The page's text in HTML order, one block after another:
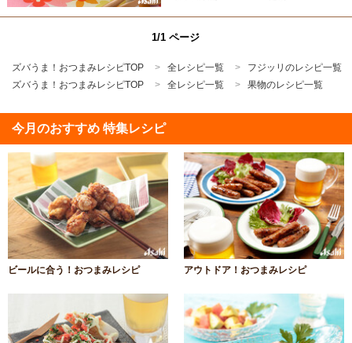
1/1 ページ
ズバうま！おつまみレシピTOP 全レシピ一覧
フジッリのレシピ一覧
ズバうま！おつまみレシピTOP
全レシピ一覧 果物のレシピ一覧
今月のおすすめ 特集レシピ
ビールに合う！おつまみレシピ アウトドア！おつまみレシピ